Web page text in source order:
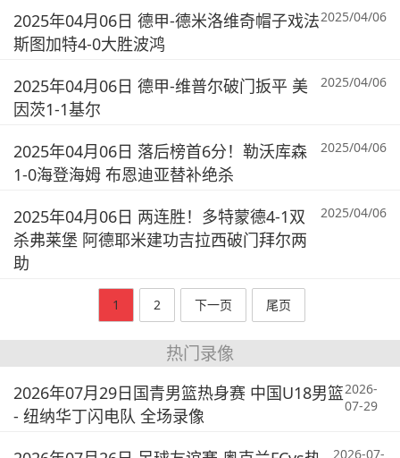
2025年04月06日 德甲-德米洛维奇帽子戏法
斯图加特4-0大胜波鸿
2025/04/06
2025年04月06日 德甲-维普尔破门扳平 美
因茨1-1基尔
2025/04/06
2025年04月06日 落后榜首6分！勒沃库森
1-0海登海姆 布恩迪亚替补绝杀
2025/04/06
2025年04月06日 两连胜！多特蒙德4-1双
杀弗莱堡 阿德耶米建功吉拉西破门拜尔两
助
2025/04/06
1 2 下一页 尾页
热门录像
2026年07月29日国青男篮热身赛 中国U18男篮
- 纽纳华丁闪电队 全场录像
2026-
07-29
2026-07-